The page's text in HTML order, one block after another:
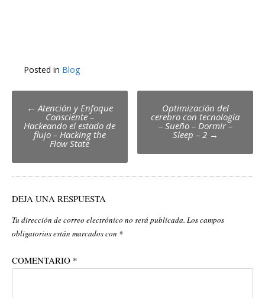
Posted in Blog
Post
navigation
← Atención y Enfoque
Consciente –
Hackeando el estado de
flujo – Hacking the
Flow State
Optimización del
cerebro con tecnología
– Sueño – Dormir –
Sleep – 2 →
DEJA UNA RESPUESTA
Tu dirección de correo electrónico no será publicada. Los campos
obligatorios están marcados con *
COMENTARIO *